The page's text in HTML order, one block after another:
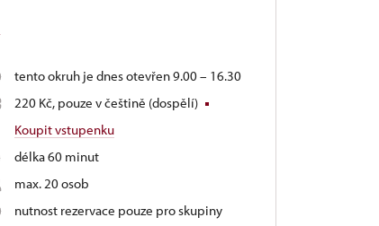
tento okruh je dnes otevřen 9.00 – 16.30
220 Kč, pouze v češtině (dospělí)
Koupit vstupenku
délka 60 minut
max. 20 osob
nutnost rezervace pouze pro skupiny